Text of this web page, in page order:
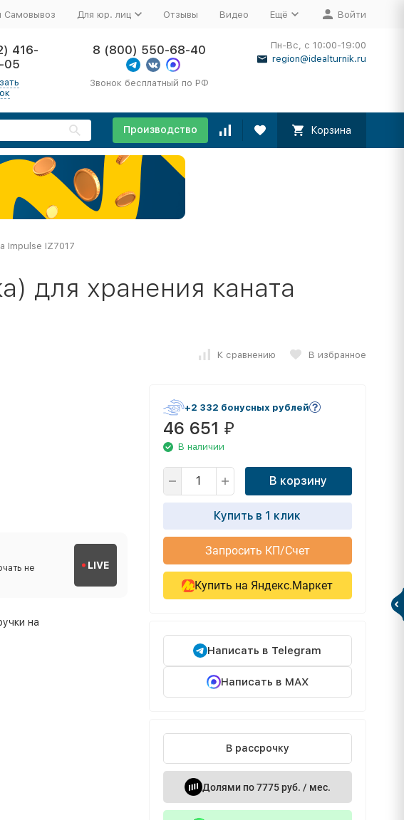
Самовывоз Для юр. лиц Отзывы Видео Ещё Войти
416-
05
8 (800) 550-68-40
Звонок бесплатный по РФ
Пн-Вс, с 10:00-19:00
region@idealturnik.ru
Производство Корзина
Impulse IZ7017
для хранения каната
К сравнению В избранное
не
LIVE
на
+2 332 бонусных рублей
46 651 ₽
В наличии
В корзину
Купить в 1 клик
Запросить КП/Счет
Купить на Яндекс.Маркет
Написать в Telegram
Написать в MAX
В рассрочку
Долями по 7775 руб. / мес.